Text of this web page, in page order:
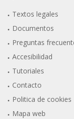
Textos legales
Documentos
Preguntas
Accesibilidad
Tutoriales
Contacto
Politica de cookies
Mapa web